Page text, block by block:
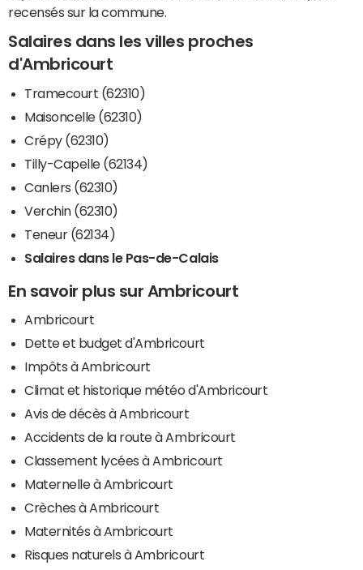
recensés sur la commune.
Salaires dans les villes proches
d'Ambricourt
Tramecourt (62310)
Maisoncelle (62310)
Crépy (62310)
Tilly-Capelle (62134)
Canlers (62310)
Verchin (62310)
Teneur (62134)
Salaires dans le Pas-de-Calais
En savoir plus sur Ambricourt
Ambricourt
Dette et budget d'Ambricourt
Impôts à Ambricourt
Climat et historique météo d'Ambricourt
Avis de décès à Ambricourt
Accidents de la route à Ambricourt
Classement lycées à Ambricourt
Maternelle à Ambricourt
Crèches à Ambricourt
Maternités à Ambricourt
Risques naturels à Ambricourt